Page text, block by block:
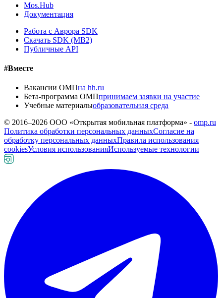
Mos.Hub
Документация
Работа с Аврора SDK
Скачать SDK (MB2)
Публичные API
#Вместе
Вакансии ОМПна hh.ru
Бета-программа ОМПпринимаем заявки на участие
Учебные материалыобразовательная среда
© 2016–2026 ООО «Открытая мобильная платформа» - omp.ru
Политика обработки персональных данныхСогласие на
обработку персональных данныхПравила использования
cookiesУсловия использованияИспользуемые технологии